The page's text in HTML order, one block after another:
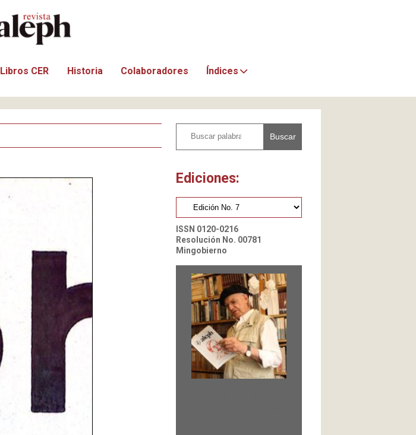
Libros CER Historia Colaboradores Índices
Buscar
Ediciones:
ISSN 0120-0216
Resolución No. 00781
Mingobierno